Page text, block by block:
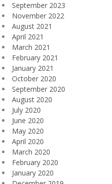
September 2023
November 2022
August 2021
April 2021
March 2021
February 2021
January 2021
October 2020
September 2020
August 2020
July 2020
June 2020
May 2020
April 2020
March 2020
February 2020
January 2020